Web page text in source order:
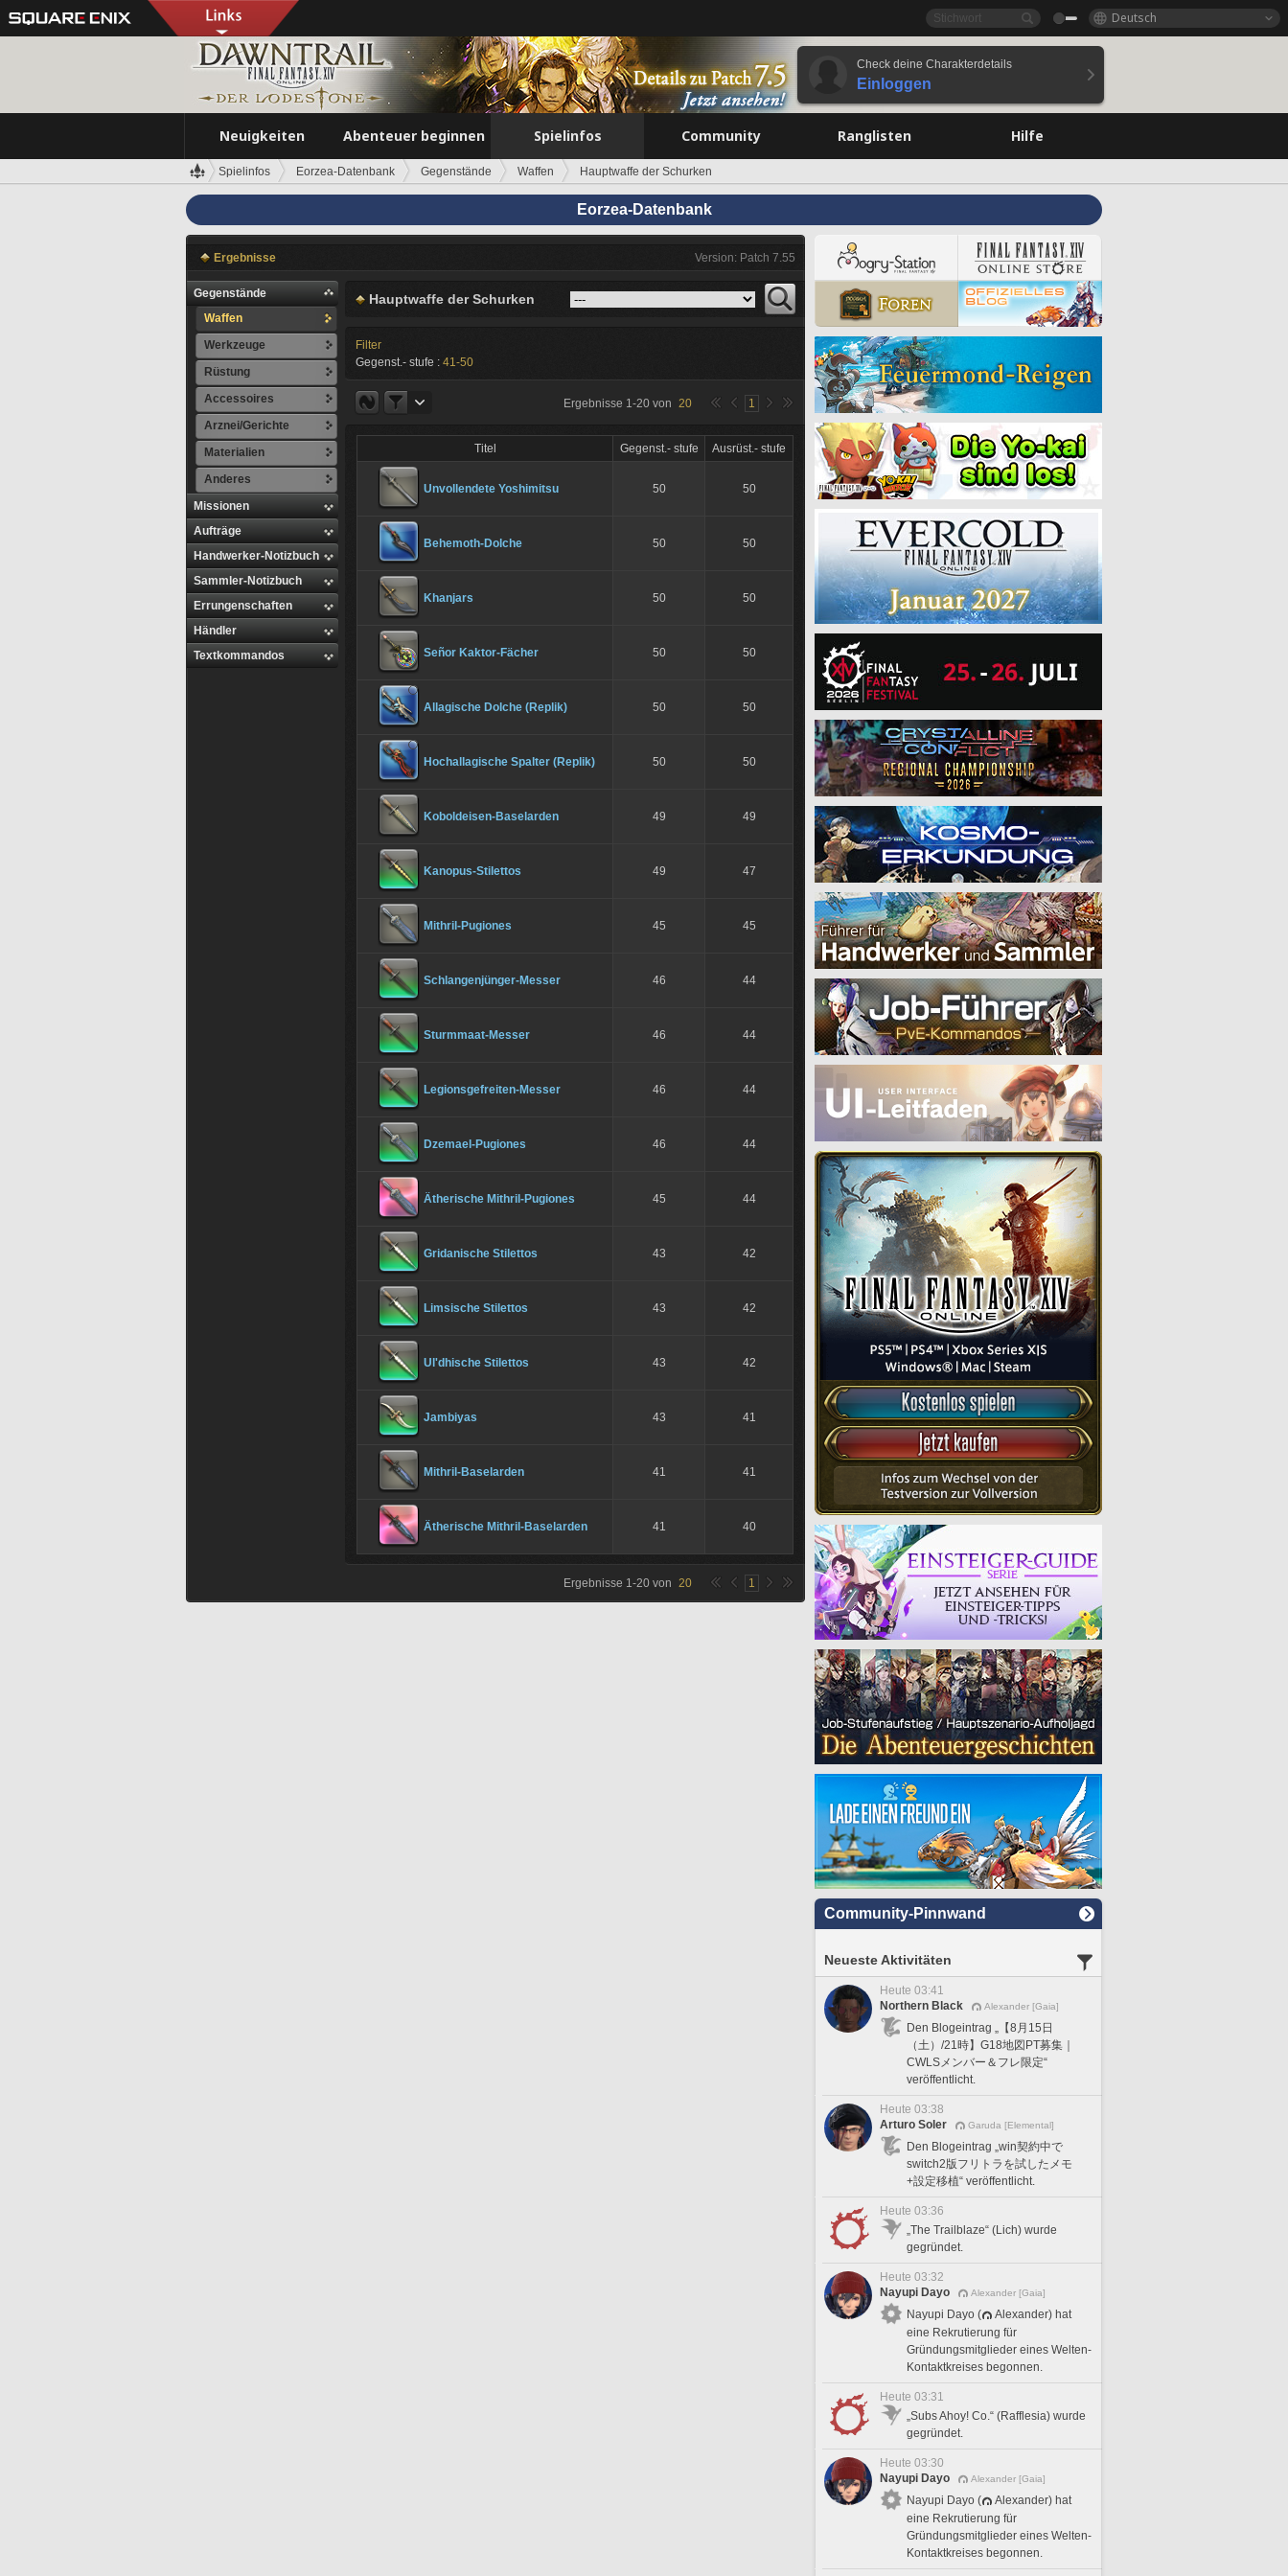
Deutsch
Check deine Charakterdetails
Einloggen
Neuigkeiten Abenteuer beginnen Spielinfos Community Ranglisten Hilfe
Spielinfos Eorzea-Datenbank Gegenstände Waffen Hauptwaffe der Schurken
Eorzea-Datenbank
Ergebnisse Version: Patch 7.55
Gegenstände
Waffen
Werkzeuge
Rüstung
Accessoires
Arznei/Gerichte
Materialien
Anderes
Missionen
Aufträge
Handwerker-Notizbuch
Sammler-Notizbuch
Errungenschaften
Händler
Textkommandos
Hauptwaffe der Schurken
Filter
Gegenst.- stufe : 41-50
Ergebnisse 1-20 von 20 1
Titel Gegenst.- stufe Ausrüst.- stufe
Unvollendete Yoshimitsu 50 50
Behemoth-Dolche 50 50
Khanjars 50 50
Señor Kaktor-Fächer 50 50
Allagische Dolche (Replik) 50 50
Hochallagische Spalter (Replik) 50 50
Koboldeisen-Baselarden 49 49
Kanopus-Stilettos 49 47
Mithril-Pugiones 45 45
Schlangenjünger-Messer 46 44
Sturmmaat-Messer 46 44
Legionsgefreiten-Messer 46 44
Dzemael-Pugiones 46 44
Ätherische Mithril-Pugiones 45 44
Gridanische Stilettos 43 42
Limsische Stilettos 43 42
Ul'dhische Stilettos 43 42
Jambiyas 43 41
Mithril-Baselarden 41 41
Ätherische Mithril-Baselarden 41 40
Ergebnisse 1-20 von 20 1
Community-Pinnwand
Neueste Aktivitäten
Heute 03:41
Northern Black
Alexander [Gaia]
Den Blogeintrag „【8月15日
（土）/21時】G18地図PT募集｜
CWLSメンバー＆フレ限定“
veröffentlicht.
Heute 03:38
Arturo Soler
Garuda [Elemental]
Den Blogeintrag „win契約中で
switch2版フリトラを試したメモ
+設定移植“ veröffentlicht.
Heute 03:36
„The Trailblaze“ (Lich) wurde
gegründet.
Heute 03:32
Nayupi Dayo
Alexander [Gaia]
Nayupi Dayo (
Alexander) hat
eine Rekrutierung für
Gründungsmitglieder eines Welten-
Kontaktkreises begonnen.
Heute 03:31
„Subs Ahoy! Co.“ (Rafflesia) wurde
gegründet.
Heute 03:30
Nayupi Dayo
Alexander [Gaia]
Nayupi Dayo (
Alexander) hat
eine Rekrutierung für
Gründungsmitglieder eines Welten-
Kontaktkreises begonnen.